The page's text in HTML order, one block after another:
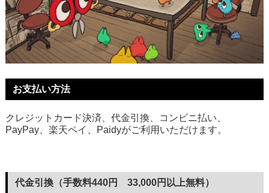
お支払い方法
クレジットカード決済、代金引換、コンビニ払い、
PayPay、楽天ペイ、Paidyがご利用いただけます。
代金引換（手数料440円 33,000円以上無料）